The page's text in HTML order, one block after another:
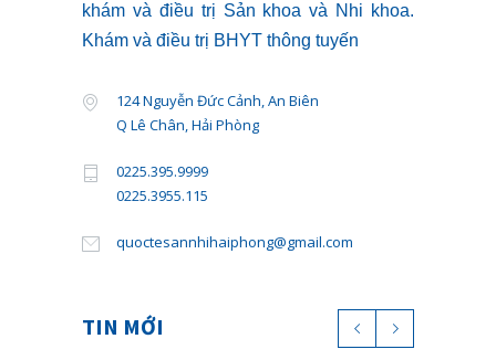
khám và điều trị Sản khoa và Nhi khoa.
Khám và điều trị BHYT thông tuyến
124 Nguyễn Đức Cảnh, An Biên
Q Lê Chân, Hải Phòng
0225.395.9999
0225.3955.115
quoctesannhihaiphong@gmail.com
TIN MỚI